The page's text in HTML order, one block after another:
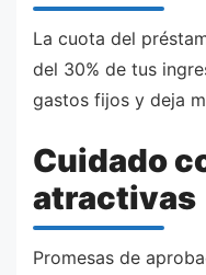
La cuota del
del 30% de tus
gastos fijos y deja
Cuidado
atractivas
Promesas de